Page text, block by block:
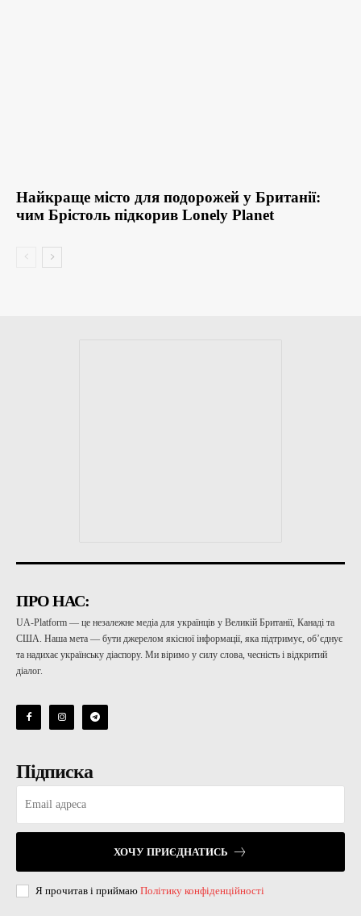
Найкраще місто для подорожей у Британії:
чим Брістоль підкорив Lonely Planet
ПРО НАС:
UA-Platform — це незалежне медіа для українців у Великій Британії, Канаді та
США. Наша мета — бути джерелом якісної інформації, яка підтримує, об’єднує
та надихає українську діаспору. Ми віримо у силу слова, чесність і відкритий
діалог.
Підписка
ХОЧУ ПРИЄДНАТИСЬ
Я прочитав і приймаю Політику конфіденційності